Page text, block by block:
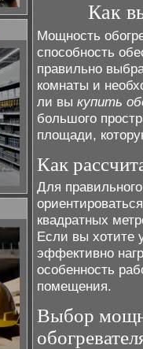
Как
Мощность
способность
правильно
комнаты и
ли вы купить
большого
площади,
Как
Для
квадратных
Если вы хотите
эффективно
особенность
помещения.
Выбор